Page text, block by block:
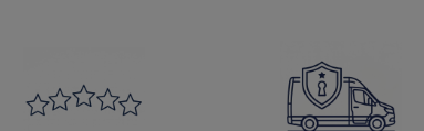
Łóżko tapicerowane z pojemnikiem Viene